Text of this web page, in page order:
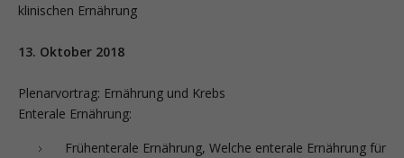
klinischen Ernährung
13. Oktober 2018
Plenarvortrag: Ernährung und Krebs
Enterale Ernährung:
Frühenterale Ernährung, Welche enterale Ernährung für